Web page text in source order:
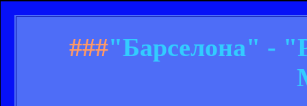
###"Барселона" -